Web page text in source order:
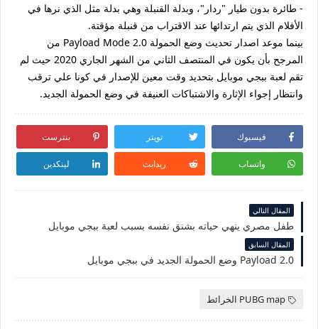
- طائرة بدون طيار "ردار"، وبدلة القنبلة وهي بدلة مثل الذي نرها في
الأفلام الذي يتم ارتدائها عند الاقتراب من قنبلة مؤقتة.
بينما موعد اصدار تحديث وضع الحمولة Payload Mode 2.0 من
المرجح بأن يكون في المنتصف الثاني من الشهر الجاري 2020 حيث لم
تقم لعبة ببجي موبايل بتحديد وقت معين للإصدار في كونا علي ترقب
وانتظار إجواء الإثارة والاشتباكات العنيفة في وضع الحمولة الجديد.
فيسبوك تويتر بنترست
واتساب ريدايت لينكدين
المقال التالي
طفل مصري ينهي حياته بشنق نفسه بسبب لعبة ببجي موبايل
المقال السابق
Payload 2.0 وضع الحمولة الجديد في ببجي موبايل
PUBG map الخرائط